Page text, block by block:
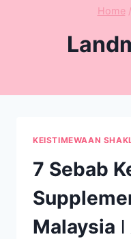
Home /
KEISTIMEWAAN
7 Sebab
Malaysia